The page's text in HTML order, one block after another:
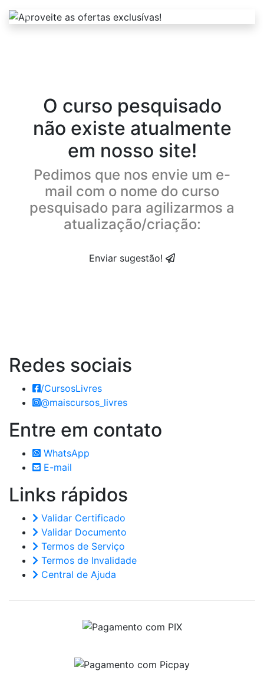
O curso pesquisado
não existe atualmente
em nosso site!
Pedimos que nos envie um e-
mail com o nome do curso
pesquisado para agilizarmos a
atualização/criação:
Enviar sugestão!
Redes sociais
/CursosLivres
@maiscursos_livres
Entre em contato
WhatsApp
E-mail
Links rápidos
Validar Certificado
Validar Documento
Termos de Serviço
Termos de Invalidade
Central de Ajuda